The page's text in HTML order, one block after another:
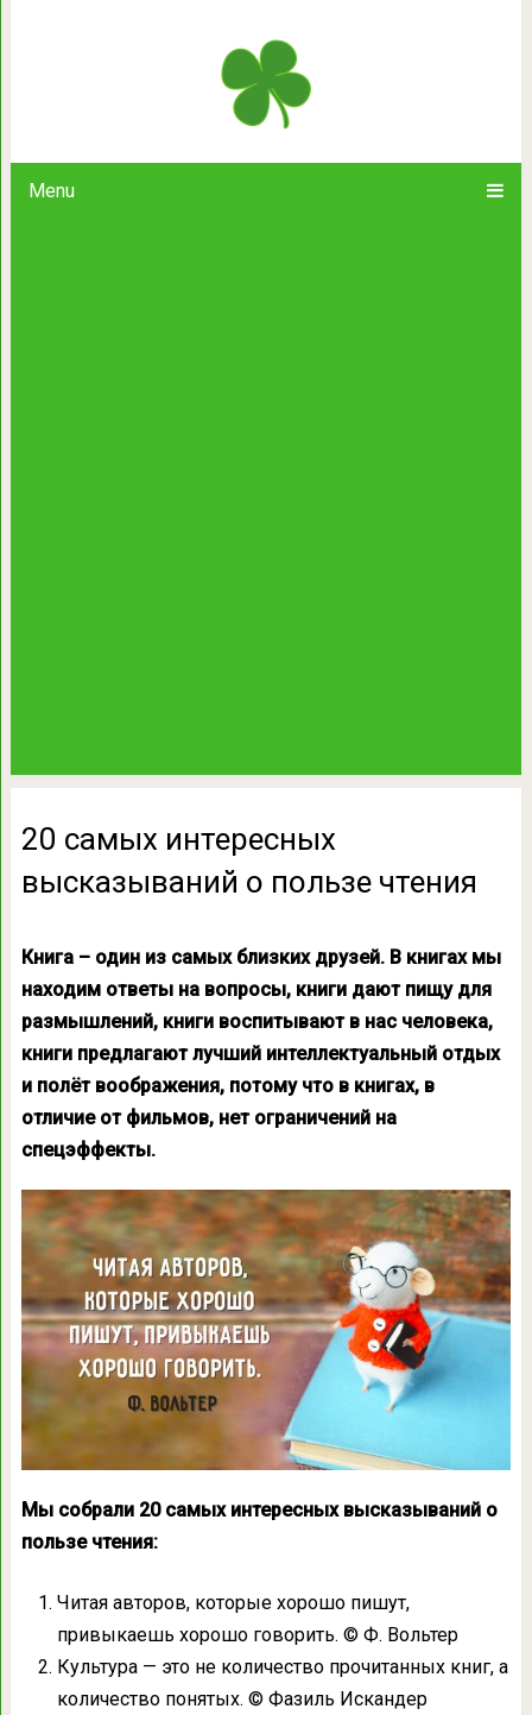
Menu
20 самых интересных
20 самых интересных
высказываний о пользе чтения
Книга – один из самых близких друзей. В книгах мы
находим ответы на вопросы, книги дают пищу для
размышлений, книги воспитывают в нас человека,
книги предлагают лучший интеллектуальный отдых
и полёт воображения, потому что в книгах, в
отличие от фильмов, нет ограничений на
спецэффекты.
Мы собрали 20 самых интересных высказываний о
пользе чтения:
Читая авторов, которые хорошо пишут,
привыкаешь хорошо говорить. © Ф. Вольтер
Культура — это не количество прочитанных книг, а
количество понятых. © Фазиль Искандер